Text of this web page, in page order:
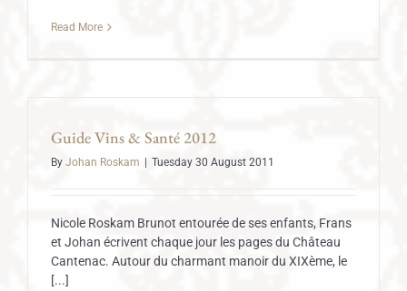
Read More
Guide Vins & Santé 2012
By Johan Roskam Tuesday 30 August 2011
Nicole Roskam Brunot entourée de ses enfants, Frans
et Johan écrivent chaque jour les pages du Château
Cantenac. Autour du charmant manoir du XIXème, le
[...]